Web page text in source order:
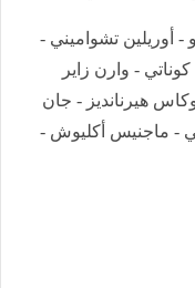
- أوريلين تشواميني -
- وارن زاير
هيرنانديز - جان
- ماجنيس أكليوش -